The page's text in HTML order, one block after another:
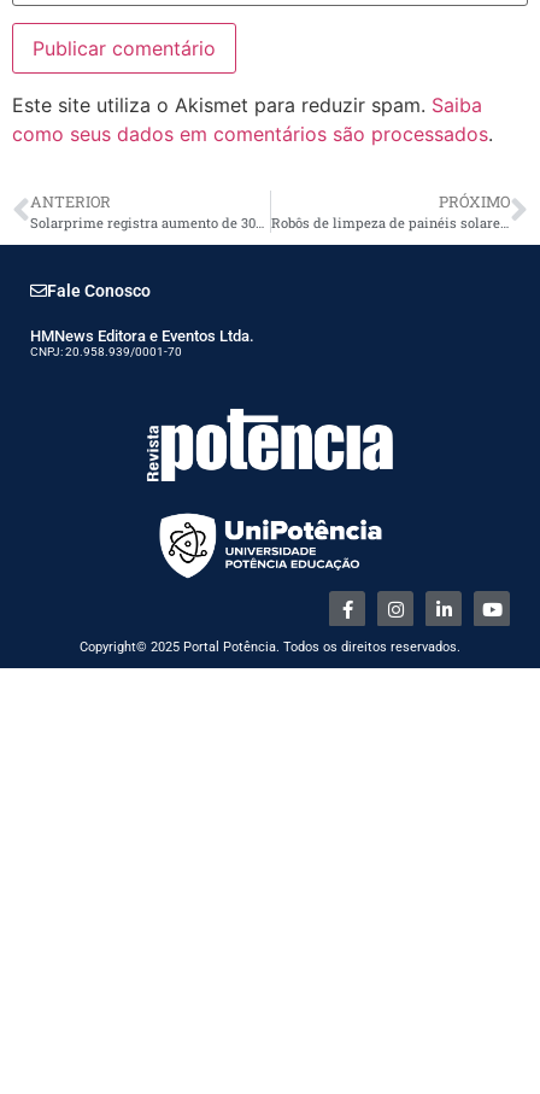
Este site utiliza o Akismet para reduzir spam. Saiba
como seus dados em comentários são processados.
ANTERIOR PRÓXIMO
Robôs de limpeza de painéis solares com IA
Fale Conosco
HMNews Editora e Eventos Ltda.
CNPJ: 20.958.939/0001-70
Copyright© 2025 Portal Potência. Todos os direitos reservados.